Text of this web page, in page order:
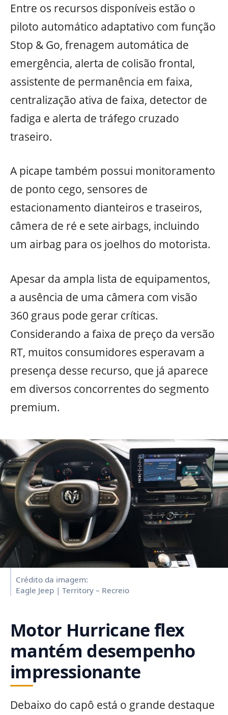
Entre os recursos disponíveis estão o
piloto automático adaptativo com função
Stop & Go, frenagem automática de
emergência, alerta de colisão frontal,
assistente de permanência em faixa,
centralização ativa de faixa, detector de
fadiga e alerta de tráfego cruzado
traseiro.
A picape também possui monitoramento
de ponto cego, sensores de
estacionamento dianteiros e traseiros,
câmera de ré e sete airbags, incluindo
um airbag para os joelhos do motorista.
Apesar da ampla lista de equipamentos,
a ausência de uma câmera com visão
360 graus pode gerar críticas.
Considerando a faixa de preço da versão
RT, muitos consumidores esperavam a
presença desse recurso, que já aparece
em diversos concorrentes do segmento
premium.
Crédito da imagem:
Eagle Jeep | Territory – Recreio
Motor Hurricane flex
mantém desempenho
impressionante
Debaixo do capô está o grande destaque